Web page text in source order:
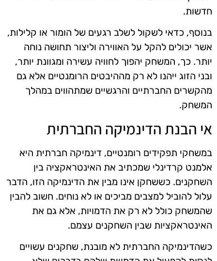
חדשות.
בנוסף, כדאי לשקול לשלב רגעים של הומור או קלילות,
אשר יכולים להקל על האווירה וליצור תחושה נוחה
יותר. כך, המשחק יהפוך לחוויה עשירה ומגוונת יותר,
ובני הזוג ייהנו לא רק מההיבטים הרומנטיים אלא גם
מהקשרים החברתיים והרגשיים שמתהווים במהלך
המשחק.
אי הבנת הדינמיקה החברתית
במשחקי תפקידים רומנטיים, דינמיקה חברתית היא
אלמנט קרדינלי שמכתיב את האינטראקציה בין
השחקנים. כששחקן אינו מבין את הדינמיקה הזו, הדבר
עלול להוביל למצבים מביכים או לא נוחים. חשוב להבין
שהמשחק כולל לא רק את הדמויות, אלא גם את
האינטראקציות שבין השחקנים עצמם.
כשהדינמיקה החברתית לא מובנת, שחקנים עשויים